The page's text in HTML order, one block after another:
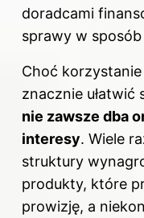
doradcami
sprawy w
Choć
znacznie ułatwić
nie zawsze dba
interesy. Wiele
struktury
produkty, które
prowizję, a